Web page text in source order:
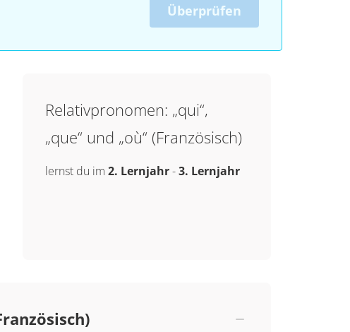
Überprüfen
Relativpronomen: „qui“,
„que“ und „où“ (Französisch)
lernst du im 2. Lernjahr-3. Lernjahr